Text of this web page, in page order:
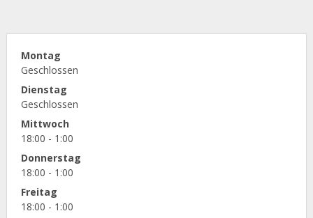
Montag
Geschlossen
Dienstag
Geschlossen
Mittwoch
18:00 - 1:00
Donnerstag
18:00 - 1:00
Freitag
18:00 - 1:00